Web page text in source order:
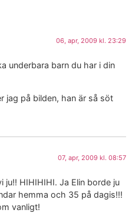
06, apr, 2009 kl. 23:29
underbara barn du har i din
jag på bilden, han är så söt
07, apr, 2009 kl. 08:57
ju!! HIHIHIHI. Ja Elin borde ju
hemma och 35 på dagis!!!
vanligt!